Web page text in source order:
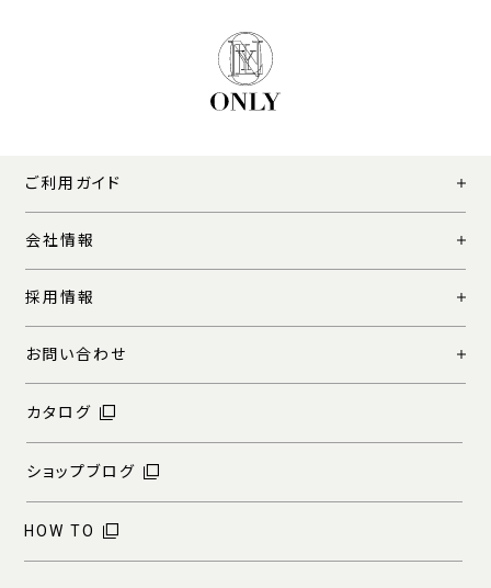
ご利用ガイド
会社情報
採用情報
お問い合わせ
カタログ
ショップブログ
HOW TO